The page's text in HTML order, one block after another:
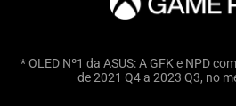
* OLED Nº1 da ASUS: A GFK e NPD
de 2021 Q4 a 2023 Q3, no